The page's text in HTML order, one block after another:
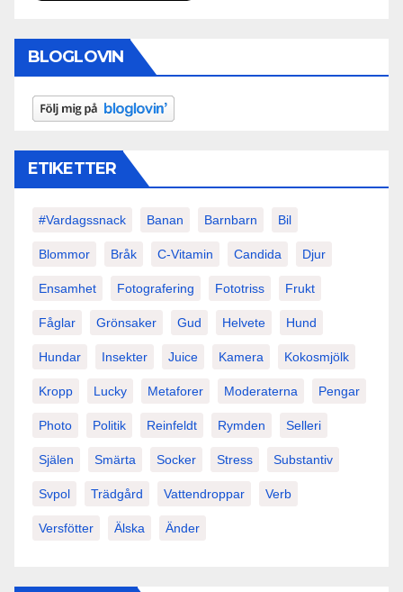
BLOGLOVIN
ETIKETTER
#vardagssnack Banan Barnbarn Bil
Blommor Bråk C-Vitamin Candida Djur
Ensamhet Fotografering Fototriss Frukt
Fåglar Grönsaker Gud Helvete Hund
Hundar Insekter Juice Kamera Kokosmjölk
Kropp Lucky Metaforer Moderaterna Pengar
Photo Politik Reinfeldt Rymden Selleri
Själen Smärta Socker Stress Substantiv
Svpol Trädgård Vattendroppar Verb
Versfötter Älska Änder